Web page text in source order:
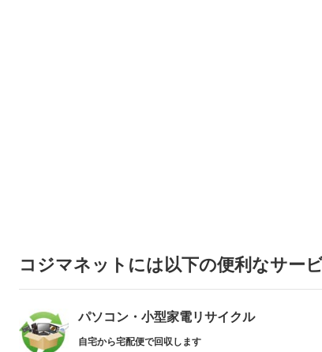
コジマネットには以下の便利なサー
パソコン・小型家電リサイクル
自宅から宅配便で回収します